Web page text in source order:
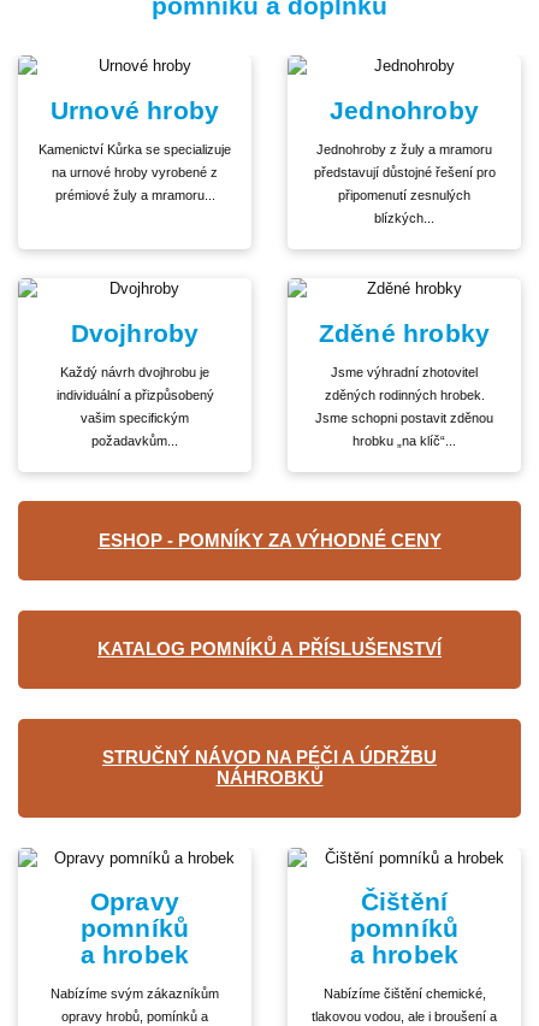
Urnové hroby
Kamenictví Kůrka se specializuje
na urnové hroby vyrobené z
prémiové žuly a mramoru...
Jednohroby
Jednohroby z žuly a mramoru
představují důstojné řešení pro
připomenutí zesnulých
blízkých...
Dvojhroby
Každý návrh dvojhrobu je
individuální a přizpůsobený
vašim specifickým
požadavkům...
Zděné hrobky
Jsme výhradní zhotovitel
zděných rodinných hrobek.
Jsme schopni postavit zděnou
hrobku „na klíč“...
ESHOP - POMNÍKY ZA VÝHODNÉ CENY
KATALOG POMNÍKŮ A PŘÍSLUŠENSTVÍ
STRUČNÝ NÁVOD NA PÉČI A ÚDRŽBU
NÁHROBKŮ
Opravy
pomníků
a hrobek
Nabízíme svým zákazníkům
opravy hrobů, pomínků a
Čištění
pomníků
a hrobek
Nabízíme čištění chemické,
tlakovou vodou, ale i broušení a